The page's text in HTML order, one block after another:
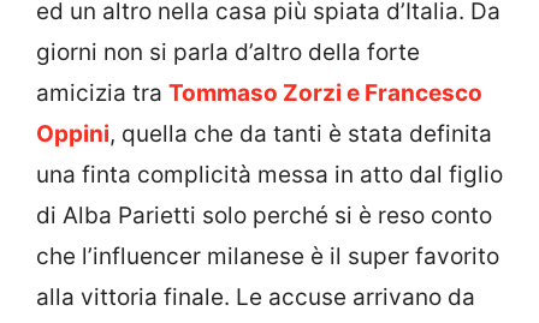
ed un altro nella casa più spiata d’Italia. Da
giorni non si parla d’altro della forte
amicizia tra Tommaso Zorzi e Francesco
Oppini, quella che da tanti è stata definita
una finta complicità messa in atto dal figlio
di Alba Parietti solo perché si è reso conto
che l’influencer milanese è il super favorito
alla vittoria finale. Le accuse arrivano da